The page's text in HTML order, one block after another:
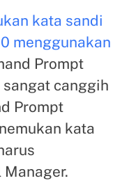
kata sandi
menggunakan
Prompt
canggih
Prompt
kata